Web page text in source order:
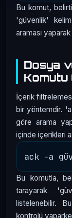
Bu komut,
'güvenlik'
araması
Dosya
Komutu
İçerik
bir yöntemdir.
göre arama
içinde içerikleri
Bu komutla,
tarayarak
listelenebilir.
kontrolü